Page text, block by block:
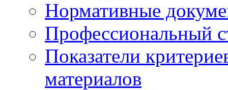
Нормативные
Профессиональный
Показатели
материалов